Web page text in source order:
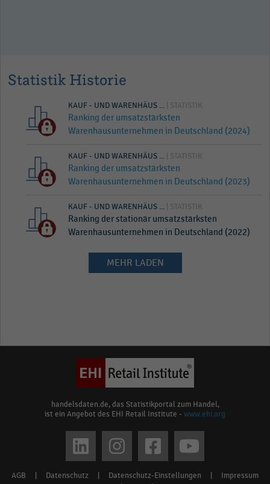
Statistik Historie
KAUF - UND WARENHÄUS ... | STATISTIK
Ranking der umsatzstärksten
Warenhausunternehmen in Deutschland (2024)
KAUF - UND WARENHÄUS ... | STATISTIK
Ranking der umsatzstärksten
Warenhausunternehmen in Deutschland (2023)
KAUF - UND WARENHÄUS ... | STATISTIK
Ranking der stationär umsatzstärksten
Warenhausunternehmen in Deutschland (2022)
MEHR LADEN
handelsdaten.de, das Statistikportal zum Handel,
ist ein Angebot des EHI Retail Institute - www.ehi.org
AGB Datenschutz Datenschutz-Einstellungen
Impressum